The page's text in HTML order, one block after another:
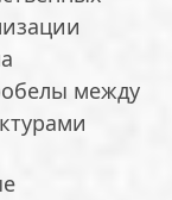
между